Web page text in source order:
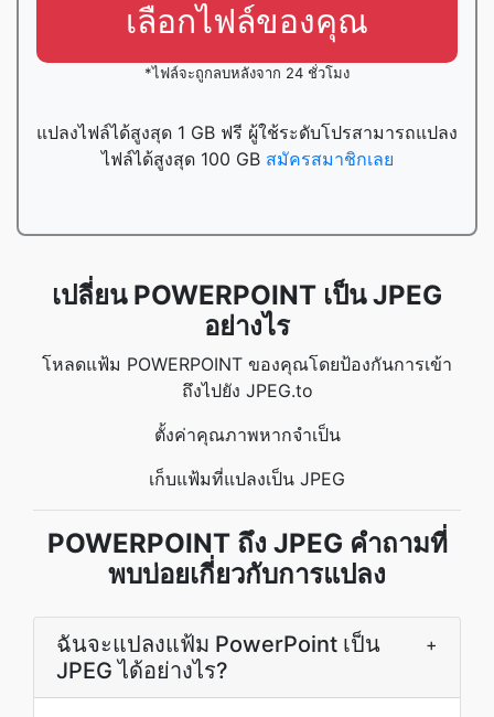
เลือกไฟล์ของคุณ
*ไฟล์จะถูกลบหลังจาก 24 ชั่วโมง
แปลงไฟล์ได้สูงสุด 1 GB ฟรี ผู้ใช้ระดับโปรสามารถแปลง
ไฟล์ได้สูงสุด 100 GB สมัครสมาชิกเลย
เปลี่ยน POWERPOINT เป็น JPEG
อย่างไร
โหลดแฟ้ม POWERPOINT ของคุณโดยป้องกันการเข้า
ถึงไปยัง JPEG.to
ตั้งค่าคุณภาพหากจำเป็น
เก็บแฟ้มที่แปลงเป็น JPEG
POWERPOINT ถึง JPEG คำถามที่
พบบ่อยเกี่ยวกับการแปลง
ฉันจะแปลงแฟ้ม PowerPoint เป็น
JPEG ได้อย่างไร?
+